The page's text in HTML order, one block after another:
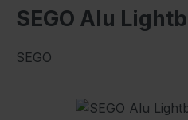
SEGO Alu
SEGO
Bildergalerie überspringen